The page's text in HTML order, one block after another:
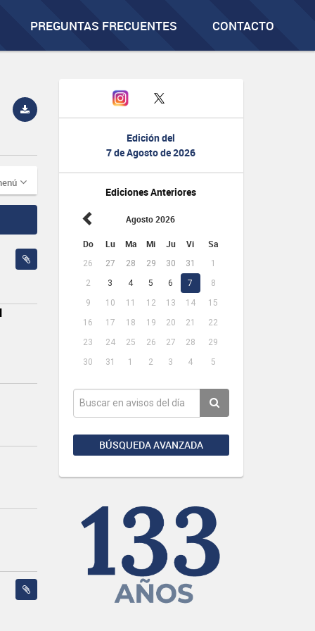
PREGUNTAS FRECUENTES CONTACTO
Edición del
7 de Agosto de 2026
Ediciones Anteriores
Agosto 2026
Do Lu Ma Mi Ju Vi Sa
26 27 28 29 30 31
1
2
3 4 5 6 7
8
9
10 11 12 13 14
15
16
17 18 19 20 21
22
23
24 25 26 27 28
29
30
31 1 2 3 4 5
BÚSQUEDA AVANZADA